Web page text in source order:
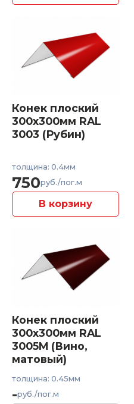
Конек плоский
300x300мм RAL
3003 (Рубин)
толщина: 0.4мм
750руб./пог.м
В корзину
Конек плоский
300x300мм RAL
3005M (Вино,
матовый)
толщина: 0.45мм
-руб./пог.м